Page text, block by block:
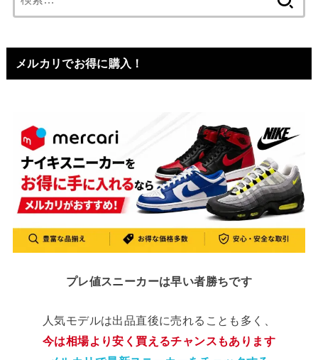
索:
メルカリでお得に購入！
プレ値スニーカーは早い者勝ちです
人気モデルは出品直後に売れることも多く、
今は相場より安く買えるチャンスもあります